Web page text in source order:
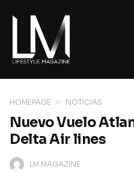
HOMEPAGE NOTICIAS
LM MAGAZINE
Nuevo Vuelo
Delta Air lines